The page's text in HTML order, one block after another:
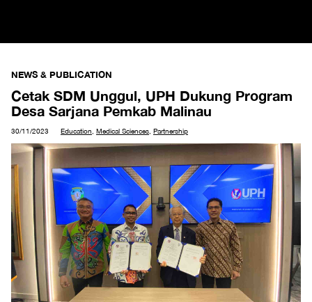
NEWS & PUBLICATION
Cetak SDM Unggul, UPH Dukung Program
Desa Sarjana Pemkab Malinau
30/11/2023 Education Medical Sciences Partnership